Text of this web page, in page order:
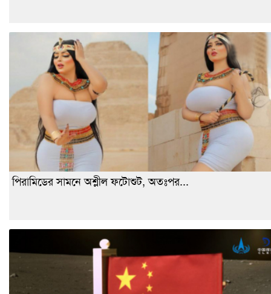
পিরামিডের সামনে অশ্লীল ফটোশুট, অতঃপর...